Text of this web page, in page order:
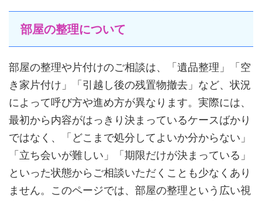
部屋の整理について
部屋の整理や片付けのご相談は、「遺品整理」「空
き家片付け」「引越し後の残置物撤去」など、状況
によって呼び方や進め方が異なります。実際には、
最初から内容がはっきり決まっているケースばかり
ではなく、「どこまで処分してよいか分からない」
「立ち会いが難しい」「期限だけが決まっている」
といった状態からご相談いただくことも少なくあり
ません。このページでは、部屋の整理という広い視